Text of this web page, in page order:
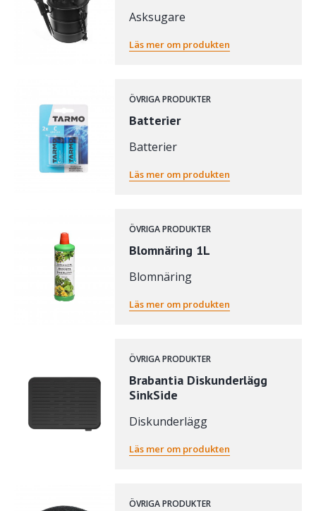
Asksugare
Läs mer om produkten
ÖVRIGA PRODUKTER
Batterier
Batterier
Läs mer om produkten
ÖVRIGA PRODUKTER
Blomnäring 1L
Blomnäring
Läs mer om produkten
ÖVRIGA PRODUKTER
Brabantia Diskunderlägg
SinkSide
Diskunderlägg
Läs mer om produkten
ÖVRIGA PRODUKTER